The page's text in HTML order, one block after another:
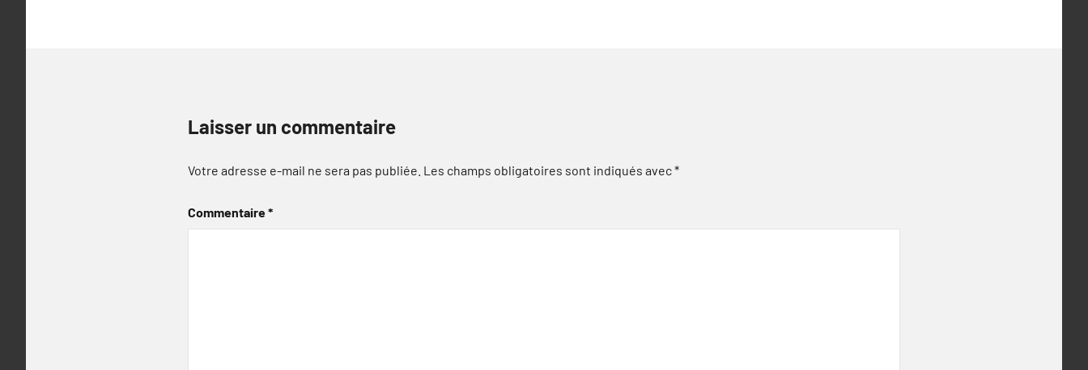
Laisser un commentaire
Votre adresse e-mail ne sera pas publiée. Les champs obligatoires sont indiqués avec*
Commentaire*